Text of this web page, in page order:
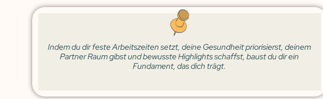
Indem du dir feste Arbeitszeiten setzt, deine Gesundheit priorisierst, deinem
Partner Raum gibst und bewusste Highlights schaffst, baust du dir ein
Fundament, das dich trägt.